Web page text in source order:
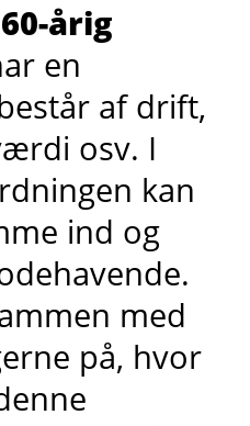
årig
en
af drift,
osv. I
kan
ind og
med
på, hvor